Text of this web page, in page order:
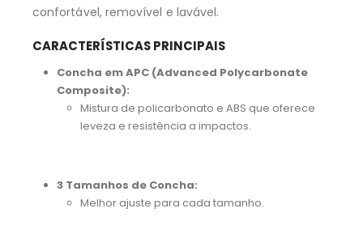
confortável, removível e lavável.
CARACTERÍSTICAS PRINCIPAIS
Concha em APC (Advanced Polycarbonate
Composite):
Mistura de policarbonato e ABS que oferece
leveza e resistência a impactos.
3 Tamanhos de Concha:
Melhor ajuste para cada tamanho.